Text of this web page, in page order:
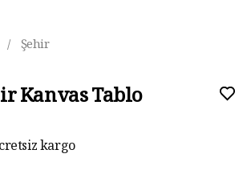
/ Şehir
Kanvas Tablo
kargo